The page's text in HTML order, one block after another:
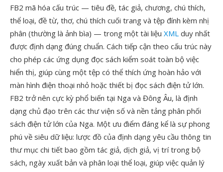
FB2 mã hóa cấu trúc — tiêu đề, tác giả, chương, chú thích,
thể loại, đề từ, thơ, chú thích cuối trang và tệp đính kèm nhị
phân (thường là ảnh bìa) — trong một tài liệu XML duy nhất
được định dạng đúng chuẩn. Cách tiếp cận theo cấu trúc này
cho phép các ứng dụng đọc sách kiểm soát toàn bộ việc
hiển thị, giúp cùng một tệp có thể thích ứng hoàn hảo với
màn hình điện thoại nhỏ hoặc thiết bị đọc sách điện tử lớn.
FB2 trở nên cực kỳ phổ biến tại Nga và Đông Âu, là định
dạng chủ đạo trên các thư viện số và nền tảng phân phối
sách điện tử lớn của Nga. Một ưu điểm đáng kể là sự phong
phú về siêu dữ liệu: lược đồ của định dạng yêu cầu thông tin
thư mục chi tiết bao gồm tác giả, dịch giả, vị trí trong bộ
sách, ngày xuất bản và phân loại thể loại, giúp việc quản lý